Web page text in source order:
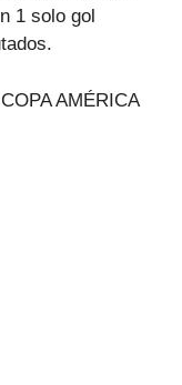
1 solo gol
AMÉRICA